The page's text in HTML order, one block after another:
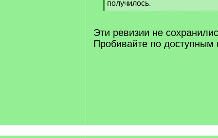
получилось.
[
q
]
Эти ревизии не
Пробивайте по доступным